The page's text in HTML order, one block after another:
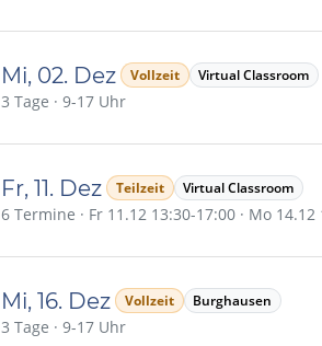
Mi, 02. Dez Vollzeit Virtual Classroom
3 Tage · 9-17 Uhr
Fr, 11. Dez Teilzeit Virtual Classroom
6 Termine · Fr 11.12 13:30-17:00 · Mo
Mi, 16. Dez Vollzeit Burghausen
3 Tage · 9-17 Uhr